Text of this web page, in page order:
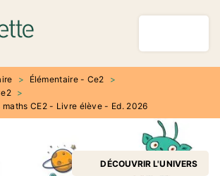
> Élémentaire - Ce2
>
>
maths CE2 - Livre élève - Ed. 2026
DÉCOUVRIR L'UNIVERS